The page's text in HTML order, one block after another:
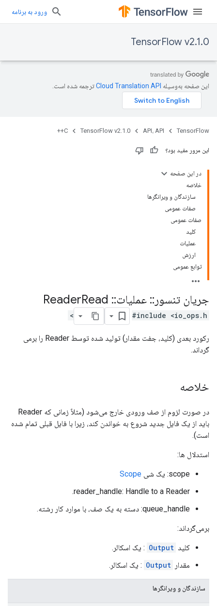
ورود به برنامه
TensorFlow v2.1.0
این صفحه به‌وسیله ترجمه شده است.
TensorFlow API، API TensorFlow v2.1.0
C++
این مرور مفید بود؟
در این صفحه
خلاصه
سازندگان و ویرانگرها
صفات عمومی
صفات عمومی
کلید
عملیات
ارزش
توابع عمومی
جریان تنسور :: عملیات::
Read
#include <io_ops.h>
رکورد بعدی (کلید، جفت مقدار) تولید شده توسط Reader را برمی
گرداند.
خلاصه
در صورت لزوم از صف ورودی خارج می‌شود (مثلاً زمانی که Reader
باید از یک فایل جدید شروع به خواندن کند، زیرا با فایل قبلی تمام شده
است).
استدلال ها:
scope: یک شی
Scope
reader_handle: Handle to a Reader.
queue_handle: دسته به یک صف، با موارد کار رشته.
برمی‌گرداند:
کلید Output : یک اسکالر.
مقدار Output : یک اسکالر.
سازندگان و ویرانگرها